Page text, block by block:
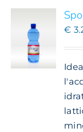
PIÙ
VARIANTI.
LE
OPZIONI
POSSONO
ESSERE
PRODOTTO
€